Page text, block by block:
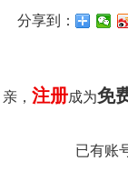
分享到：
亲， 注册成为免
已有账